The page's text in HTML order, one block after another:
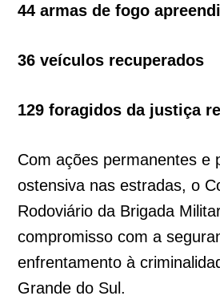
44 armas de fogo
36 veículos recuperados
129 foragidos da justiça
Com ações permanentes e
ostensiva nas estradas, o
Rodoviário da Brigada
compromisso com a
enfrentamento à
Grande do Sul.